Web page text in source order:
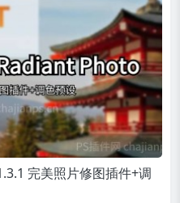
完美照片修图插件+调